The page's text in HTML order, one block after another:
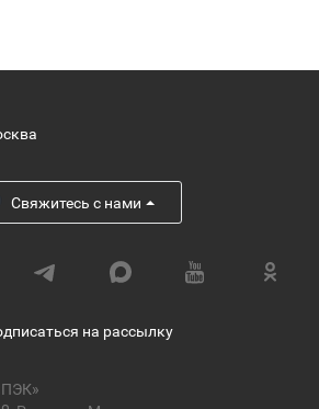
Свяжитесь с нами
на рассылку